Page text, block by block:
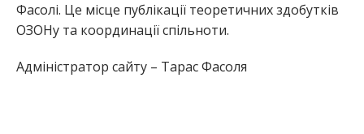
Фасолі. Це місце публікації теоретичних здобутків
ОЗОНу та координації спільноти.
Адміністратор сайту – Тарас Фасоля